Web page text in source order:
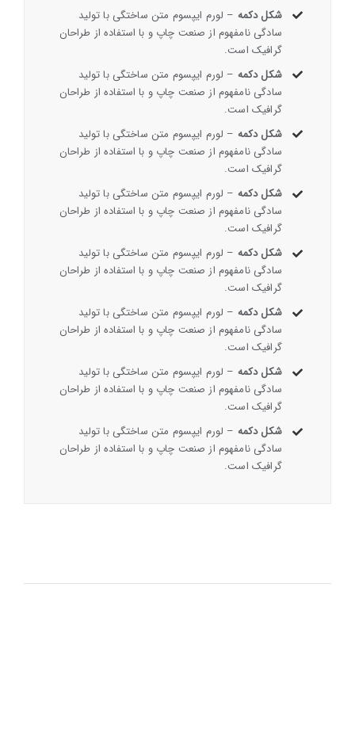
شکل دکمه – لورم ایپسوم متن ساختگی با تولید
سادگی نامفهوم از صنعت چاپ و با استفاده از طراحان
گرافیک است.
شکل دکمه – لورم ایپسوم متن ساختگی با تولید
سادگی نامفهوم از صنعت چاپ و با استفاده از طراحان
گرافیک است.
شکل دکمه – لورم ایپسوم متن ساختگی با تولید
سادگی نامفهوم از صنعت چاپ و با استفاده از طراحان
گرافیک است.
شکل دکمه – لورم ایپسوم متن ساختگی با تولید
سادگی نامفهوم از صنعت چاپ و با استفاده از طراحان
گرافیک است.
شکل دکمه – لورم ایپسوم متن ساختگی با تولید
سادگی نامفهوم از صنعت چاپ و با استفاده از طراحان
گرافیک است.
شکل دکمه – لورم ایپسوم متن ساختگی با تولید
سادگی نامفهوم از صنعت چاپ و با استفاده از طراحان
گرافیک است.
شکل دکمه – لورم ایپسوم متن ساختگی با تولید
سادگی نامفهوم از صنعت چاپ و با استفاده از طراحان
گرافیک است.
شکل دکمه – لورم ایپسوم متن ساختگی با تولید
سادگی نامفهوم از صنعت چاپ و با استفاده از طراحان
گرافیک است.